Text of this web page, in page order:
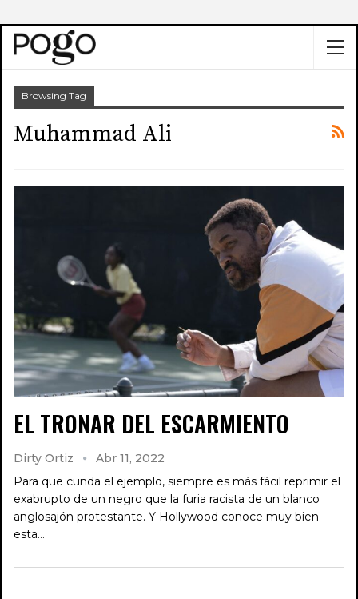
Browsing Tag
Muhammad Ali
EL TRONAR DEL ESCARMIENTO
Dirty Ortiz
Abr 11, 2022
Para que cunda el ejemplo, siempre es más fácil reprimir el
exabrupto de un negro que la furia racista de un blanco
anglosajón protestante. Y Hollywood conoce muy bien
esta…